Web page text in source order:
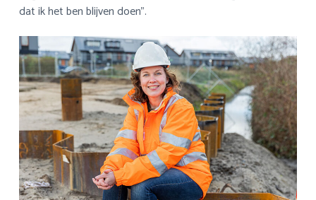
dat ik het ben blijven doen”.